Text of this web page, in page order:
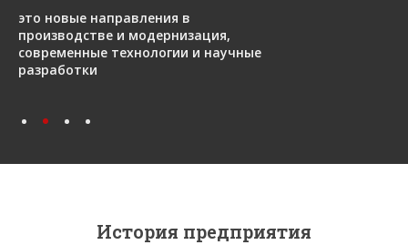
это новые направления в
производстве и модернизация,
современные технологии и научные
разработки
История предприятия